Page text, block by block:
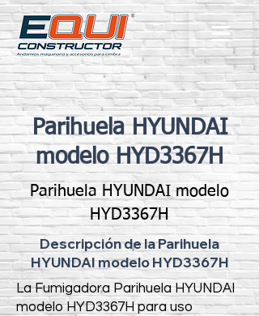
Parihuela HYUNDAI
modelo HYD3367H
Parihuela HYUNDAI modelo
HYD3367H
Descripción de la Parihuela
HYUNDAI modelo HYD3367H
La Fumigadora Parihuela HYUNDAI
modelo HYD3367H para uso